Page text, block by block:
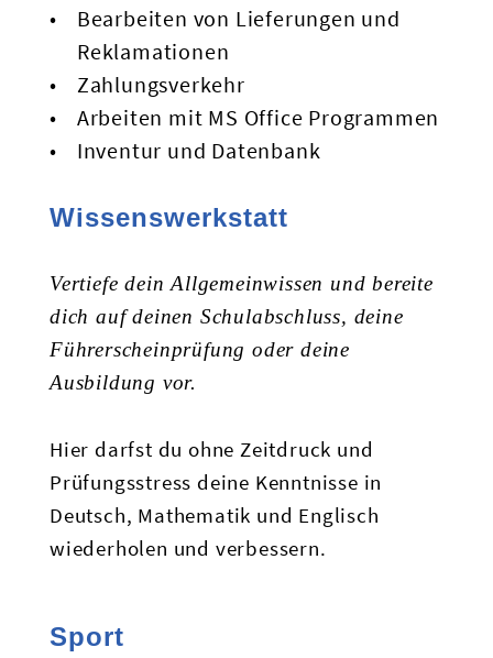
Bearbeiten von Lieferungen und
Reklamationen
Zahlungsverkehr
Arbeiten mit MS Office Programmen
Inventur und Datenbank
Wissenswerkstatt
Vertiefe dein Allgemeinwissen und bereite
dich auf deinen Schulabschluss, deine
Führerscheinprüfung oder deine
Ausbildung vor.
Hier darfst du ohne Zeitdruck und
Prüfungsstress deine Kenntnisse in
Deutsch, Mathematik und Englisch
wiederholen und verbessern.
Sport